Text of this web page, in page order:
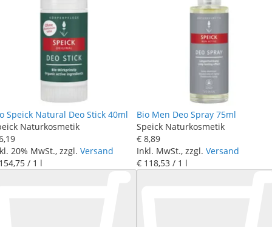
Speick Natural Deo Stick 40ml
Naturkosmetik
,19
20% MwSt., zzgl. Versand
,75 / 1 l
Bio Men Deo Spray 75ml
Speick Naturkosmetik
€ 8,89
Inkl. MwSt., zzgl. Versand
€ 118,53 / 1 l